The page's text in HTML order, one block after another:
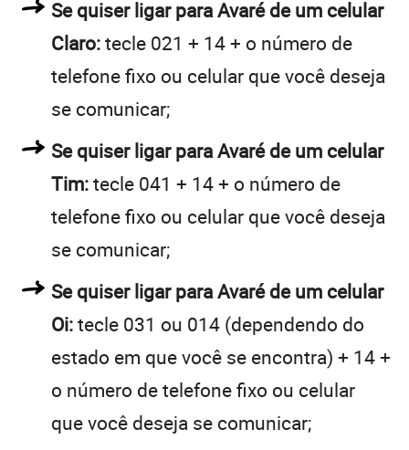
Se quiser ligar para Avaré de um celular
Claro:tecle 021 + 14 + o número de
telefone fixo ou celular que você deseja
se comunicar;
Se quiser ligar para Avaré de um celular
Tim:tecle 041 + 14 + o número de
telefone fixo ou celular que você deseja
se comunicar;
Se quiser ligar para Avaré de um celular
Oi:tecle 031 ou 014 (dependendo do
estado em que você se encontra) + 14 +
o número de telefone fixo ou celular
que você deseja se comunicar;